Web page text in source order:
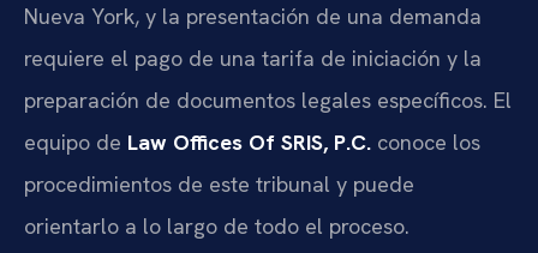
Nueva York, y la presentación de una demanda
requiere el pago de una tarifa de iniciación y la
preparación de documentos legales específicos. El
equipo de Law Offices Of SRIS, P.C. conoce los
procedimientos de este tribunal y puede
orientarlo a lo largo de todo el proceso.